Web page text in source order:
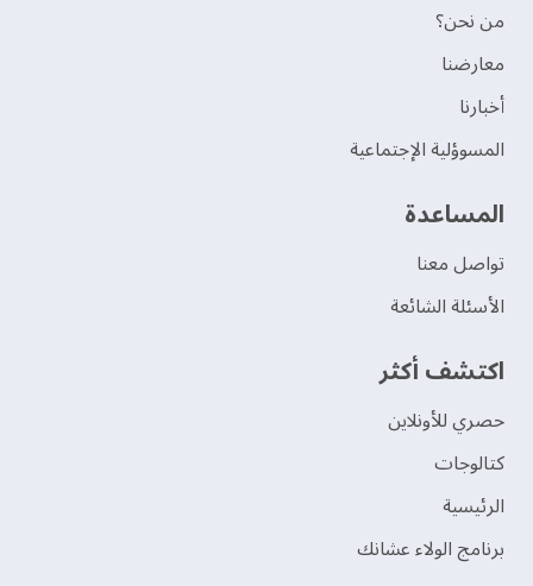
من نحن؟
‫معارضنا‬
‫أخبارنا‬
المسوؤلية الإجتماعية
‫المساعدة‬
تواصل معنا
الأسئلة الشائعة
اكتشف أكثر
حصري للأونلاين
‫كتالوجات‬
الرئيسية
برنامج الولاء عشانك